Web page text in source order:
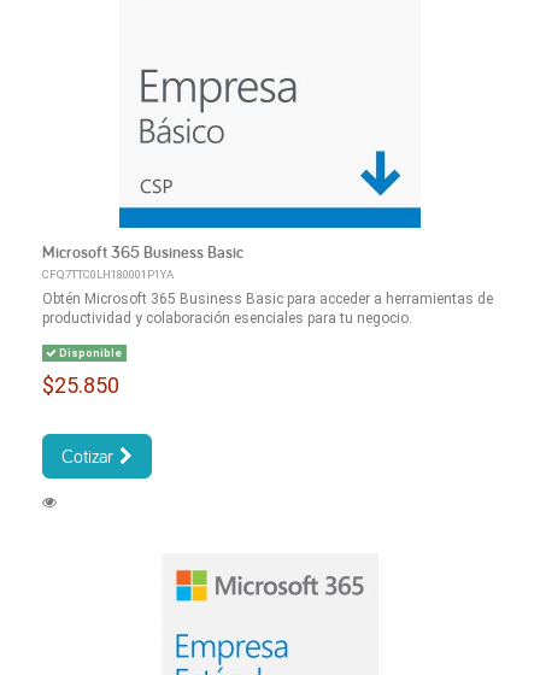
Microsoft 365 Business Basic
CFQ7TTC0LH180001P1YA
Obtén Microsoft 365 Business Basic para acceder a herramientas de
productividad y colaboración esenciales para tu negocio.
Disponible
$25.850
Cotizar